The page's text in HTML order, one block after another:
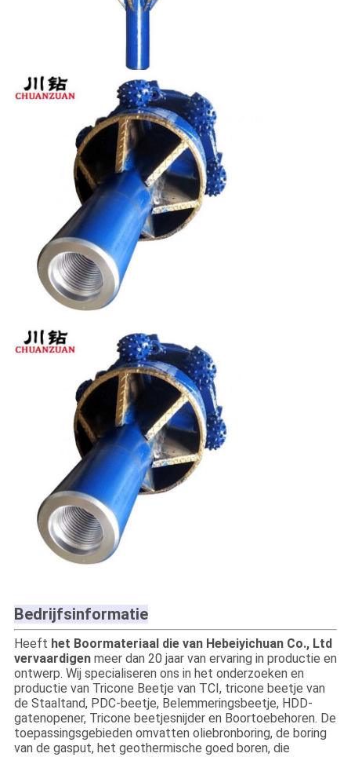
Bedrijfsinformatie
Heeft het Boormateriaal die van Hebeiyichuan Co., Ltd
vervaardigenmeer dan 20 jaar van ervaring in productie en
ontwerp. Wij specialiseren ons in het onderzoeken en
productie van Tricone Beetje van TCI, tricone beetje van
de Staaltand, PDC-beetje, Belemmeringsbeetje, HDD-
gatenopener, Tricone beetjesnijder en Boortoebehoren. De
toepassingsgebieden omvatten oliebronboring, de boring
van de gasput, het geothermische goed boren, die